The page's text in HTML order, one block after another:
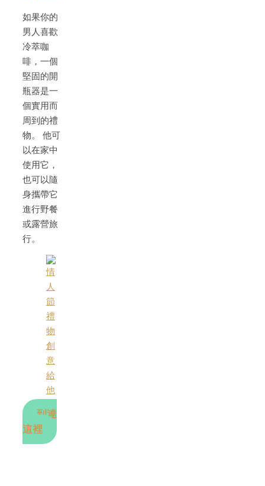
如果你的
男人喜歡
冷萃咖
啡，一個
堅固的開
瓶器是一
個實用而
周到的禮
物。 他可
以在家中
使用它，
也可以隨
身攜帶它
進行野餐
或露營旅
行。
到達
這裡